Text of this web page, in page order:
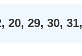
20, 29, 30,